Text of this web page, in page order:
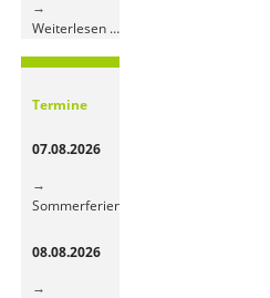
Weiterlesen …Bunte
und
Termine
07.08.2026
Sommerferien
08.08.2026